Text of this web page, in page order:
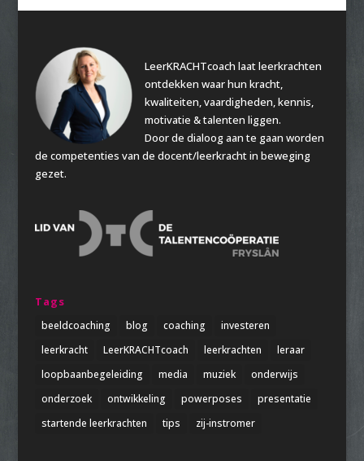
LeerKRACHTcoach laat leerkrachten
ontdekken waar hun kracht,
kwaliteiten, vaardigheden, kennis,
motivatie & talenten liggen.
Door de dialoog aan te gaan worden
de competenties van de docent/leerkracht in beweging
gezet.
Tags
beeldcoaching blog coaching
investeren
leerkracht
LeerKRACHTcoach leerkrachten
leraar
loopbaanbegeleiding
media muziek
onderwijs
onderzoek
ontwikkeling powerposes
presentatie
startende leerkrachten
tips zij-instromer